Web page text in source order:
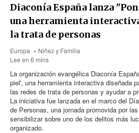
Diaconía España lanza
una herramienta
la trata de personas
Europa
Niñez y Familia
Lee en 6 mins
La organización evangélica Diaconía
piel', una herramienta interactiva diseñada
las redes de trata de personas y ayudar a
La iniciativa fue lanzada en el marco del
de Personas, una jornada promovida por
sensibilizar sobre uno de los delitos más
organizado.